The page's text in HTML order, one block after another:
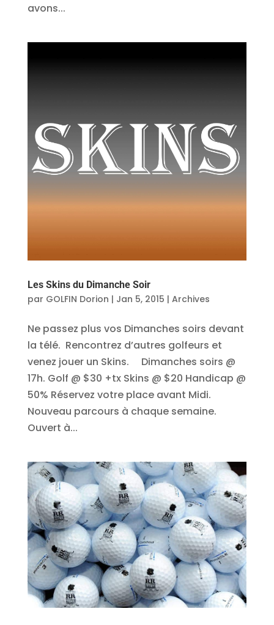
avons...
Les Skins du Dimanche Soir
par GOLFIN Dorion | Jan 5, 2015 | Archives
Ne passez plus vos Dimanches soirs devant
la télé. Rencontrez d’autres golfeurs et
venez jouer un Skins. Dimanches soirs @
17h. Golf @ $30 +tx Skins @ $20 Handicap @
50% Réservez votre place avant Midi.
Nouveau parcours à chaque semaine.
Ouvert à...